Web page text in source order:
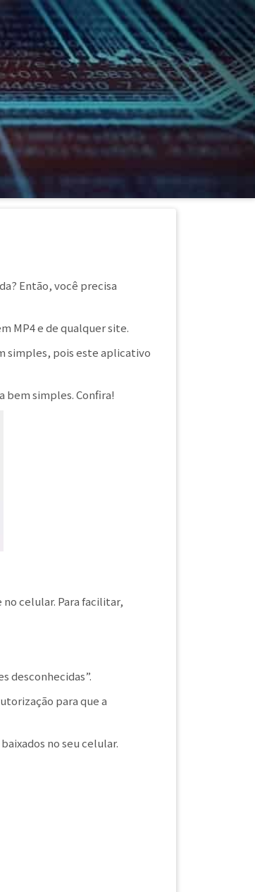
Então, você precisa
MP4 e de qualquer site.
simples, pois este aplicativo
bem simples. Confira!
celular. Para facilitar,
desconhecidas”.
para que a
no seu celular.